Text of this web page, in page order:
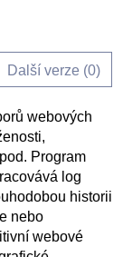
Další verze (0)
webových
Program
log
historii
nebo
webové